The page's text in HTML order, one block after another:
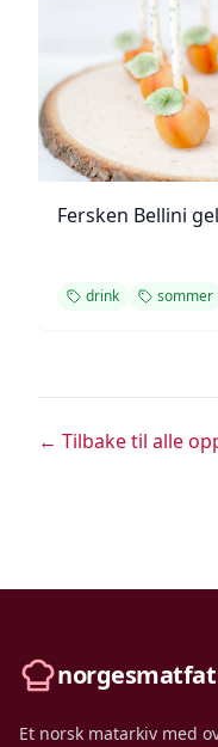
Fersken Bellini
drink sommer
← Tilbake til alle
norgesmatfat
Et norsk matarkiv med